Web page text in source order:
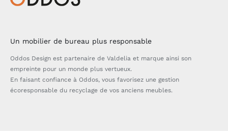
Un mobilier de bureau plus responsable
Oddos Design est partenaire de Valdelia et marque ainsi son
empreinte pour un monde plus vertueux.
En faisant confiance à Oddos, vous favorisez une gestion
écoresponsable du recyclage de vos anciens meubles.